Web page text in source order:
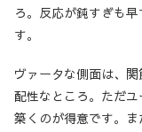
ろ。反応が鈍すぎも
す。
ヴァータな側面は、
配性なところ。ただ
築くのが得意です。ま